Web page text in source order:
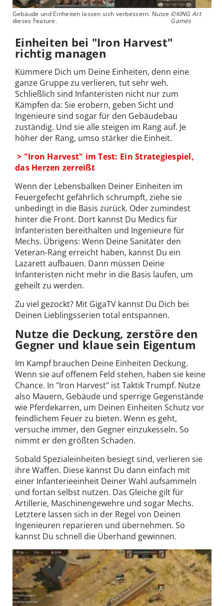
Gebäude und Einheiten lassen sich verbessern. Nutze
dieses Feature.
©KING Art
Games
Einheiten bei "Iron Harvest"
richtig managen
Kümmere Dich um Deine Einheiten, denn eine
ganze Gruppe zu verlieren, tut sehr weh.
Schließlich sind Infanteristen nicht nur zum
Kämpfen da: Sie erobern, geben Sicht und
Ingenieure sind sogar für den Gebäudebau
zuständig. Und sie alle steigen im Rang auf. Je
höher der Rang, umso stärker die Einheit.
> "Iron Harvest" im Test: Ein Strategiespiel,
das Herzen zerreißt
Wenn der Lebensbalken Deiner Einheiten im
Feuergefecht gefährlich schrumpft, ziehe sie
unbedingt in die Basis zurück. Oder zumindest
hinter die Front. Dort kannst Du Medics für
Infanteristen bereithalten und Ingenieure für
Mechs. Übrigens: Wenn Deine Sanitäter den
Veteran-Rang erreicht haben, kannst Du ein
Lazarett aufbauen. Dann müssen Deine
Infanteristen nicht mehr in die Basis laufen, um
geheilt zu werden.
Zu viel gezockt? Mit GigaTV kannst Du Dich bei
Deinen Lieblingsserien total entspannen.
Nutze die Deckung, zerstöre den
Gegner und klaue sein Eigentum
Im Kampf brauchen Deine Einheiten Deckung.
Wenn sie auf offenem Feld stehen, haben sie keine
Chance. In "Iron Harvest" ist Taktik Trumpf. Nutze
also Mauern, Gebäude und sperrige Gegenstände
wie Pferdekarren, um Deinen Einheiten Schutz vor
feindlichem Feuer zu bieten. Wenn es geht,
versuche immer, den Gegner einzukesseln. So
nimmt er den größten Schaden.
Sobald Spezialeinheiten besiegt sind, verlieren sie
ihre Waffen. Diese kannst Du dann einfach mit
einer Infanterieeinheit Deiner Wahl aufsammeln
und fortan selbst nutzen. Das Gleiche gilt für
Artillerie, Maschinengewehre und sogar Mechs.
Letztere lassen sich in der Regel von Deinen
Ingenieuren reparieren und übernehmen. So
kannst Du schnell die Überhand gewinnen.